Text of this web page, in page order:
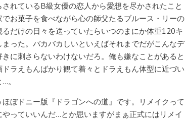
れているB級女優の恋人から愛想を尽かされたこと
お菓子を食べながら心の師父たるブルース・リーの
だけの日々を送っていたらいつのまにか体重120キ
った。バカバカしいといえばそれまでだがこんなデ
に刺さらないわけないだろ。俺も嫌なことがあると
ラえもんばかり観て着々とドラえもん体型に近づい
。
ぼドニー版『ドラゴンへの道』です。リメイクって
っていいんだ…とか思いますがまぁ正式にはリメイ